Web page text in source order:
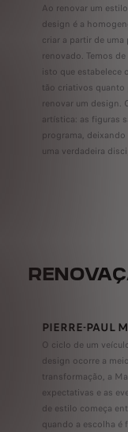
Ao renovar um
design é a
criar a partir de
renovado. Temos
isto que estabelece
tão criativos
renovar um design.
artística: as figuras
programa,
uma verdadeira
PIERRE-PAUL
O ciclo de um
design ocorre a
transformação, a
expectativas e as
de estilo começa
quando a escolha é